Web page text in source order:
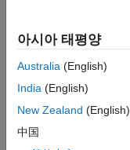
Solve
아시아 태평양
Australia (English)
India (English)
New Zealand (English)
中国